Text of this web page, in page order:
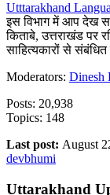
Utttarakhand
इस विभाग में आप देख
किताबे, उत्तराखंड पर
साहित्यकारों से संबंधित
Moderators: Dinesh
Posts: 20,938
Topics: 148
Last post: August
devbhumi
Uttarakhand